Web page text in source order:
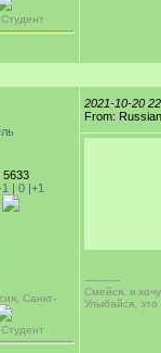
1 | 0 |+1
Cанкт-
2021-10-20
From:
-----------
Смейся, я
Улыбайся,